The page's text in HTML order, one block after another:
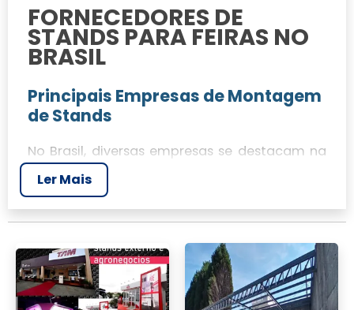
FORNECEDORES DE
STANDS PARA FEIRAS NO
BRASIL
Principais Empresas de Montagem
de Stands
No Brasil, diversas empresas se destacam na
montagem de estandes para eventos,
oferecendo qualidade e inovação. JR Tendas
é um nome que se destaca entre os
expertise em entregar soluções
personalizadas para cada projeto.
Ler Mais